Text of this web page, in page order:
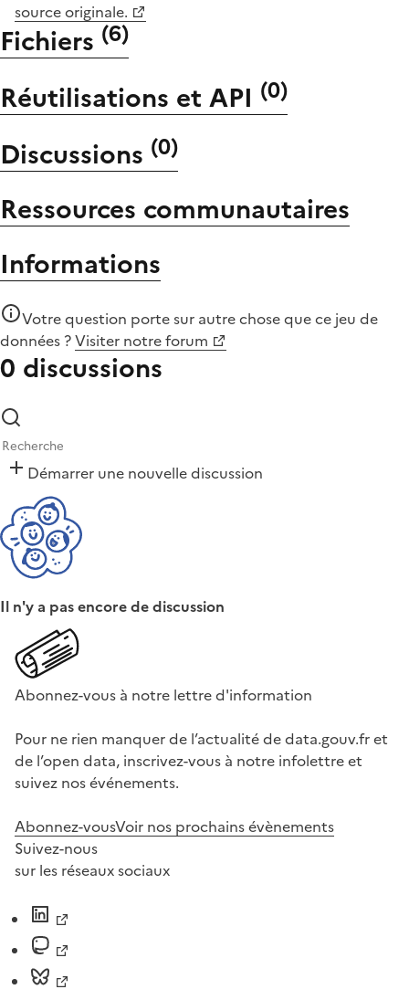
source originale.
Fichiers (6)
Réutilisations et API (0)
Discussions (0)
Ressources communautaires
Informations
Votre question porte sur autre chose quece jeu de
données ?Visiter notre forum
0 discussions
Démarrer une nouvelle discussion
Il n'y a pas encore de discussion
Abonnez-vous à notre lettre d'information
Pour ne rien manquer de l’actualité de data.gouv.fr et
de l’open data, inscrivez-vous à notre infolettre et
suivez nos événements.
Abonnez-vousVoir nos prochains évènements
Suivez-nous
sur les réseaux sociaux